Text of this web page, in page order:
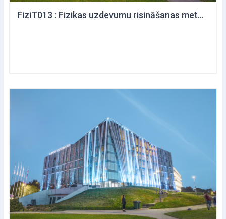
FiziT013 : Fizikas uzdevumu risināšanas metodika